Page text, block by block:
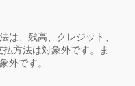
は、残高、クレジット、
方法は対象外です。ま
外です。